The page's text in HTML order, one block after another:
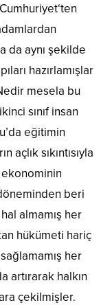
da aynı şekilde
hazırlamışlar
mesela bu
sınıf insan
eğitimin
açlık sıkıntısıyla
ekonominin
beri
almamış her
hükümeti hariç
her
artırarak halkın
çekilmişler.